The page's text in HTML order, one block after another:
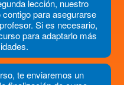
lección, nuestro
para asegurarse
Si es necesario,
para adaptarlo más
te enviaremos un